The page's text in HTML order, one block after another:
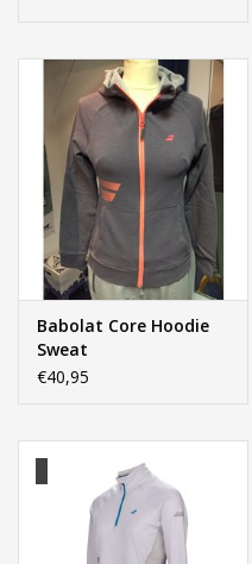
Babolat Core Hoodie
Sweat
€40,95